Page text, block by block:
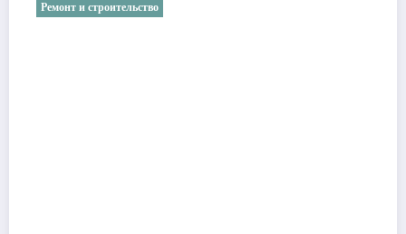
Ремонт и строительство